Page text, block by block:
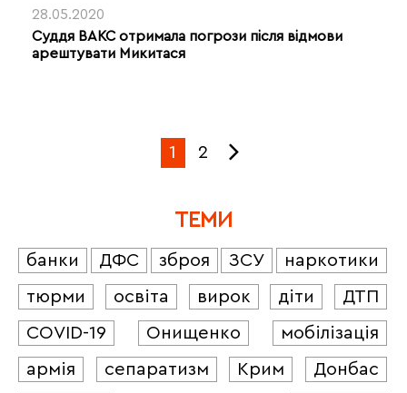
28.05.2020
Суддя ВАКС отримала погрози після відмови
арештувати Микитася
1 2
ТЕМИ
банки ДФС зброя ЗСУ
наркотики
тюрми
освіта вирок діти
ДТП
COVID-19
Онищенко
мобілізація
армія
сепаратизм Крим
Донбас